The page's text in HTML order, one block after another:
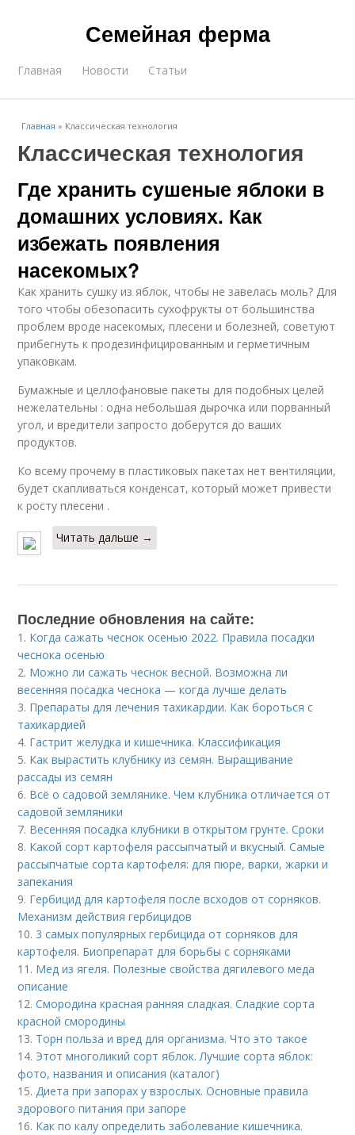
Семейная ферма
Главная Новости Статьи
Главная » Классическая технология
Классическая технология
Где хранить сушеные яблоки в
домашних условиях. Как
избежать появления
насекомых?
Как хранить сушку из яблок, чтобы не завелась моль? Для
того чтобы обезопасить сухофрукты от большинства
проблем вроде насекомых, плесени и болезней, советуют
прибегнуть к продезинфицированным и герметичным
упаковкам.
Бумажные и целлофановые пакеты для подобных целей
нежелательны : одна небольшая дырочка или порванный
угол, и вредители запросто доберутся до ваших
продуктов.
Ко всему прочему в пластиковых пакетах нет вентиляции,
будет скапливаться конденсат, который может привести
к росту плесени .
Читать дальше →
Последние обновления на сайте:
1. Когда сажать чеснок осенью 2022. Правила посадки
чеснока осенью
2. Можно ли сажать чеснок весной. Возможна ли
весенняя посадка чеснока — когда лучше делать
3. Препараты для лечения тахикардии. Как бороться с
тахикардией
4. Гастрит желудка и кишечника. Классификация
5. Как вырастить клубнику из семян. Выращивание
рассады из семян
6. Всё о садовой землянике. Чем клубника отличается от
садовой земляники
7. Весенняя посадка клубники в открытом грунте. Сроки
8. Какой сорт картофеля рассыпчатый и вкусный. Самые
рассыпчатые сорта картофеля: для пюре, варки, жарки и
запекания
9. Гербицид для картофеля после всходов от сорняков.
Механизм действия гербицидов
10. 3 самых популярных гербицида от сорняков для
картофеля. Биопрепарат для борьбы с сорняками
11. Мед из ягеля. Полезные свойства дягилевого меда
описание
12.Смородина красная ранняя сладкая. Сладкие сорта
красной смородины
13. Торн польза и вред для организма. Что это такое
14. Этот многоликий сорт яблок. Лучшие сорта яблок:
фото, названия и описания (каталог)
15.Диета при запорах у взрослых. Основные правила
здорового питания при запоре
16. Как по калу определить заболевание кишечника.